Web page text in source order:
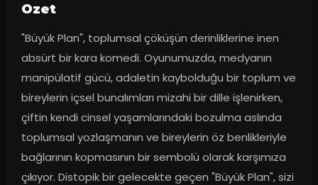
Ozet
"Büyük Plan", toplumsal çöküşün derinliklerine inen
absürt bir kara komedi. Oyunumuzda, medyanın
manipülatif gücü, adaletin kaybolduğu bir toplum ve
bireylerin içsel bunalımları mizahi bir dille işlenirken,
çiftin kendi cinsel yaşamlarındaki bozulma aslında
toplumsal yozlaşmanın ve bireylerin öz benlikleriyle
bağlarının kopmasının bir sembolü olarak karşımıza
çıkıyor. Distopik bir gelecekte geçen "Büyük Plan", sizi